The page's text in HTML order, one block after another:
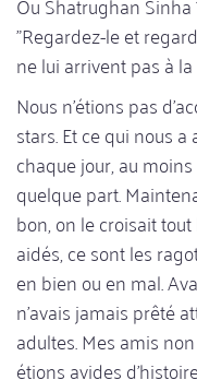
"Regardez-le et
ne lui arrivent pas à
Nous n'étions pas
stars. Et ce qui nous
chaque jour, au
quelque part.
bon, on le croisait
aidés, ce sont les
en bien ou en mal.
n'avais jamais prêté
adultes. Mes amis
étions avides